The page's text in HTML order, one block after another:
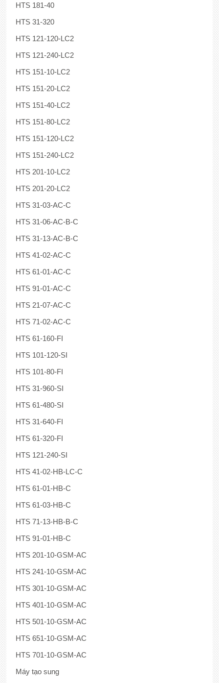
HTS 181-40
HTS 31-320
HTS 121-120-LC2
HTS 121-240-LC2
HTS 151-10-LC2
HTS 151-20-LC2
HTS 151-40-LC2
HTS 151-80-LC2
HTS 151-120-LC2
HTS 151-240-LC2
HTS 201-10-LC2
HTS 201-20-LC2
HTS 31-03-AC-C
HTS 31-06-AC-B-C
HTS 31-13-AC-B-C
HTS 41-02-AC-C
HTS 61-01-AC-C
HTS 91-01-AC-C
HTS 21-07-AC-C
HTS 71-02-AC-C
HTS 61-160-FI
HTS 101-120-SI
HTS 101-80-FI
HTS 31-960-SI
HTS 61-480-SI
HTS 31-640-FI
HTS 61-320-FI
HTS 121-240-SI
HTS 41-02-HB-LC-C
HTS 61-01-HB-C
HTS 61-03-HB-C
HTS 71-13-HB-B-C
HTS 91-01-HB-C
HTS 201-10-GSM-AC
HTS 241-10-GSM-AC
HTS 301-10-GSM-AC
HTS 401-10-GSM-AC
HTS 501-10-GSM-AC
HTS 651-10-GSM-AC
HTS 701-10-GSM-AC
Máy tạo sung